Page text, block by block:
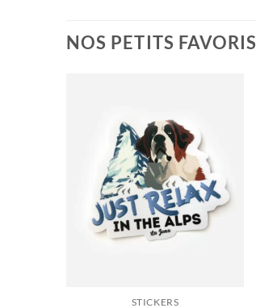
NOS PETITS FAVORIS
STICKERS